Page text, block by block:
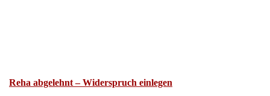
Reha abgelehnt – Widerspruch einlegen